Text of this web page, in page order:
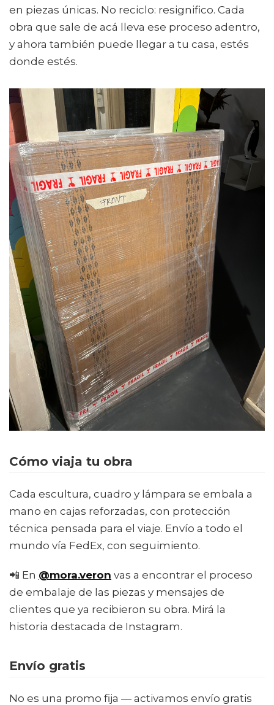
en piezas únicas. No reciclo: resignifico. Cada
obra que sale de acá lleva ese proceso adentro,
y ahora también puede llegar a tu casa, estés
donde estés.
Cómo viaja tu obra
Cada escultura, cuadro y lámpara se embala a
mano en cajas reforzadas, con protección
técnica pensada para el viaje. Envío a todo el
mundo vía FedEx, con seguimiento.
📲 En @mora.veron vas a encontrar el proceso
de embalaje de las piezas y mensajes de
clientes que ya recibieron su obra. Mirá la
historia destacada de Instagram.
Envío gratis
No es una promo fija — activamos envío gratis